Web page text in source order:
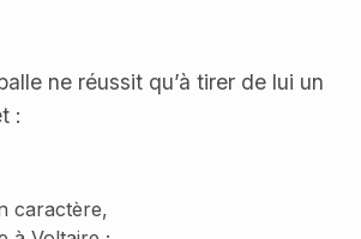
ne réussit qu’à tirer de lui un
:
caractère,